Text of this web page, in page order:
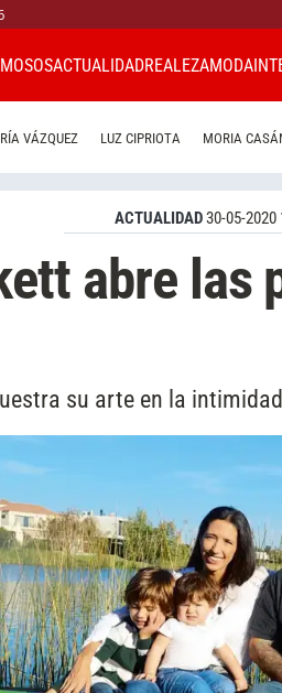
ACTUALIDADREALEZAMODA
VÁZQUEZ LUZ CIPRIOTA MORIA
ACTUALIDAD30-05-2020
abre las
su arte en la